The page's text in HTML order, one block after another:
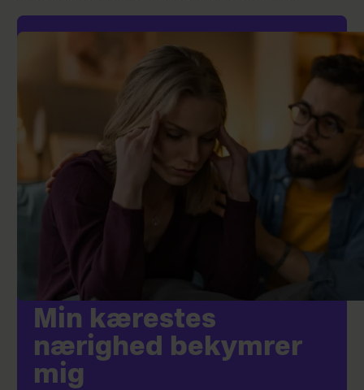
Min kærestes
nærighed bekymrer
mig